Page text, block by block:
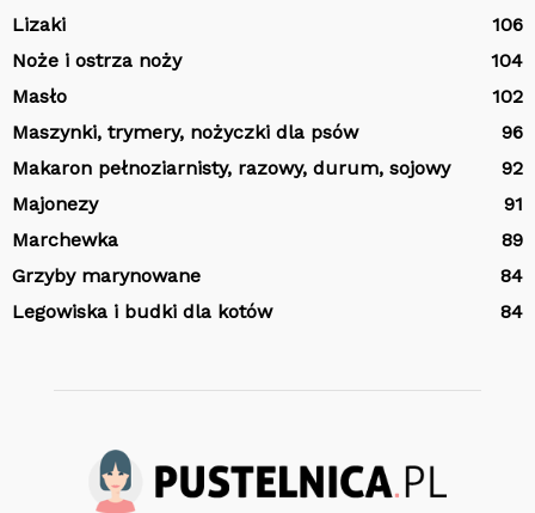
Lizaki
106
Noże i ostrza noży
104
Masło
102
Maszynki, trymery, nożyczki dla psów
96
Makaron pełnoziarnisty, razowy, durum, sojowy
92
Majonezy
91
Marchewka
89
Grzyby marynowane
84
Legowiska i budki dla kotów
84